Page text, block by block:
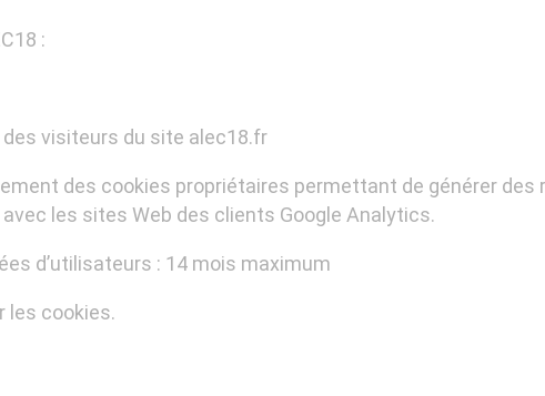
:
visiteurs du site alec18.fr
des cookies propriétaires permettant de générer
les sites Web des clients Google Analytics.
d’utilisateurs : 14 mois maximum
les cookies.